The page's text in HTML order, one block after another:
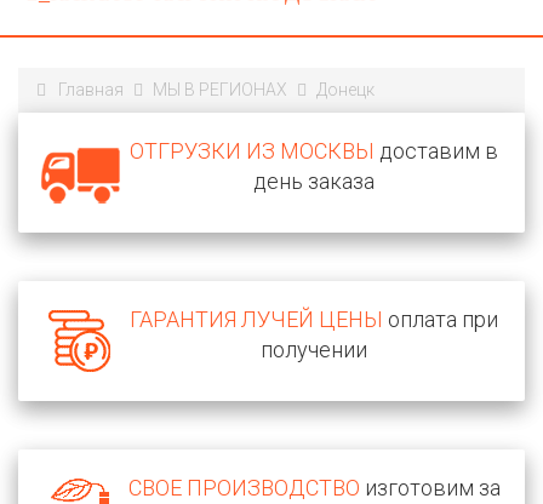
Главная МЫ В РЕГИОНАХ Донецк
ОТГРУЗКИ ИЗ МОСКВЫ доставим в
день заказа
ГАРАНТИЯ ЛУЧЕЙ ЦЕНЫ оплата при
получении
СВОЕ ПРОИЗВОДСТВО изготовим за